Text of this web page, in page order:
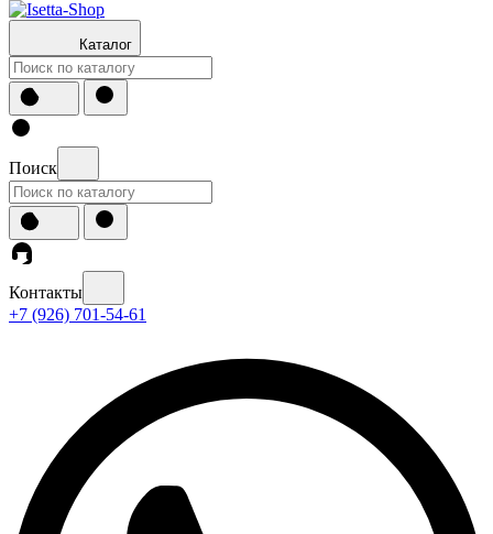
Каталог
Поиск
Контакты
+7 (926) 701-54-61